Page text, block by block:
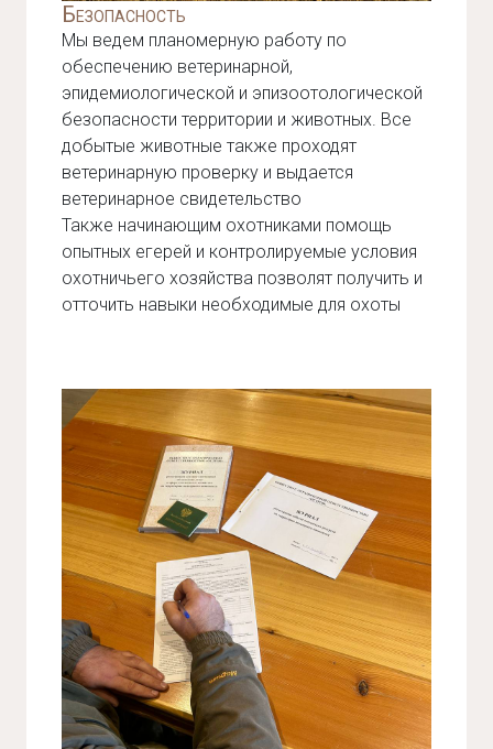
Безопасность
Мы ведем планомерную работу по
обеспечению ветеринарной,
эпидемиологической и эпизоотологической
безопасности территории и животных. Все
добытые животные также проходят
ветеринарную проверку и выдается
ветеринарное свидетельство
Также начинающим охотниками помощь
опытных егерей и контролируемые условия
охотничьего хозяйства позволят получить и
отточить навыки необходимые для охоты